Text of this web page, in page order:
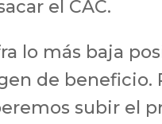
el CAC.
lo más baja
de beneficio.
subir el